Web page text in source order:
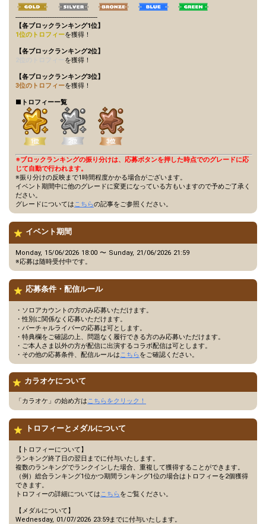
----------------------------------------------
【各ブロックランキング1位】
1位のトロフィーを獲得！
【各ブロックランキング2位】
を獲得！
【各ブロックランキング3位】
3位のトロフィーを獲得！
■トロフィーー覧
※ブロックランキングの振り分けは、応募ボタンを押した時点でのグレードに応
じて自動で行われます。
※振り分けの反映まで1時間程度かかる場合がございます。
イベント期間中に他のグレードに変更になっている方もいますので予めご了承く
ださい。
グレードについては こちらの記事をご参照ください。
イベント期間
Monday, 15/06/2026 18:00 〜 Sunday, 21/06/2026 21:59
※応募は随時受付中です。
応募条件・配信ルール
・ソロアカウントの方のみ応募いただけます。
・性別に関係なく応募いただけます。
・バーチャルライバーの応募は可とします。
・特典欄をご確認の上、問題なく履行できる方のみ応募いただけます。
・ご本人さま以外の方が配信に出演するコラボ配信は可とします。
・その他の応募条件、配信ルールは こちらをご確認ください。
カラオケについて
「カラオケ」の始め方は こちらをクリック！
トロフィーとメダルについて
【トロフィーについて】
ランキング終了日の翌日までに付与いたします。
複数のランキングでランクインした場合、重複して獲得することができます。
（例）総合ランキング1位かつ期間ランキング1位の場合はトロフィーを2個獲得
できます。
トロフィーの詳細については こちらをご覧ください。
【メダルについて】
Wednesday, 01/07/2026 23:59までに付与いたします。